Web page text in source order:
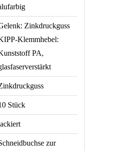
Zinkdruckguss
Klemmhebel:
PA,
Stück
zur